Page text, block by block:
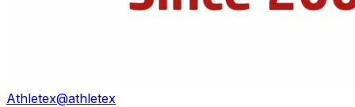
Athletex@athletex